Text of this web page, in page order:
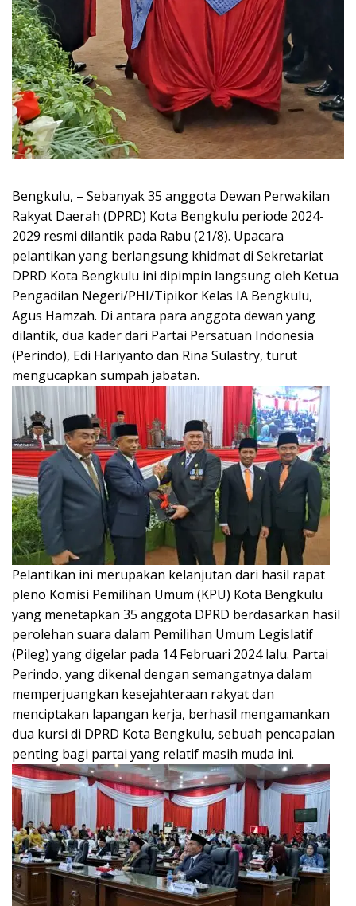
Bengkulu, – Sebanyak 35 anggota Dewan Perwakilan
Rakyat Daerah (DPRD) Kota Bengkulu periode 2024-
2029 resmi dilantik pada Rabu (21/8). Upacara
pelantikan yang berlangsung khidmat di Sekretariat
DPRD Kota Bengkulu ini dipimpin langsung oleh Ketua
Pengadilan Negeri/PHI/Tipikor Kelas IA Bengkulu,
Agus Hamzah. Di antara para anggota dewan yang
dilantik, dua kader dari Partai Persatuan Indonesia
(Perindo), Edi Hariyanto dan Rina Sulastry, turut
mengucapkan sumpah jabatan.
Pelantikan ini merupakan kelanjutan dari hasil rapat
pleno Komisi Pemilihan Umum (KPU) Kota Bengkulu
yang menetapkan 35 anggota DPRD berdasarkan hasil
perolehan suara dalam Pemilihan Umum Legislatif
(Pileg) yang digelar pada 14 Februari 2024 lalu. Partai
Perindo, yang dikenal dengan semangatnya dalam
memperjuangkan kesejahteraan rakyat dan
menciptakan lapangan kerja, berhasil mengamankan
dua kursi di DPRD Kota Bengkulu, sebuah pencapaian
penting bagi partai yang relatif masih muda ini.